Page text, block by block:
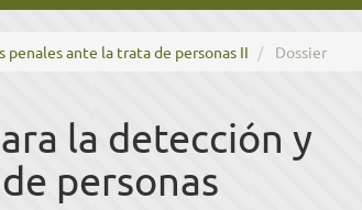
penales ante la trata de personas II Dossier
la detección y
personas